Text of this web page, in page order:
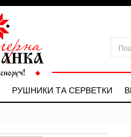
РУШНИКИ ТА СЕРВЕТКИ